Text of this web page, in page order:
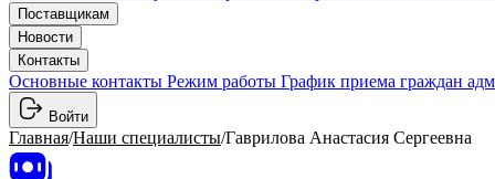
Поставщикам
Новости
Контакты
Основные контакты Режим работы График приема граждан
Войти
Главная/Наши специалисты/Гаврилова Анастасия Сергеевна